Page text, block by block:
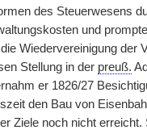
des Steuerwesens
und
Wiedervereinigung der
Stellung in der preuß.
er 1826/27
den Bau von
Ziele noch nicht